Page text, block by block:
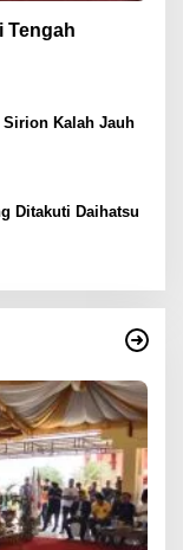
Tengah
Kalah Jauh
Ditakuti Daihatsu